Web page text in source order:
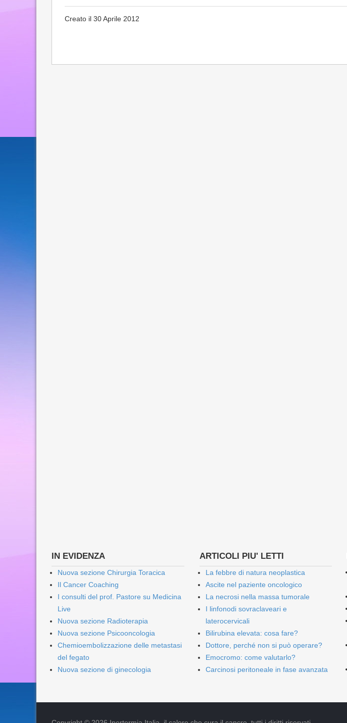
Creato il 30 Aprile 2012
IN EVIDENZA
Nuova sezione Chirurgia Toracica
Il Cancer Coaching
I consulti del prof. Pastore su Medicina
Live
Nuova sezione Radioterapia
Nuova sezione Psicooncologia
Chemioembolizzazione delle metastasi
del fegato
Nuova sezione di ginecologia
ARTICOLI PIU' LETTI
La febbre di natura neoplastica
Ascite nel paziente oncologico
La necrosi nella massa tumorale
I linfonodi sovraclaveari e
laterocervicali
Bilirubina elevata: cosa fare?
Dottore, perché non si può operare?
Emocromo: come valutarlo?
Carcinosi peritoneale in fase avanzata